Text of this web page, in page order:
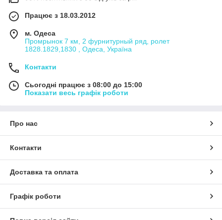
Працює з 18.03.2012
м. Одеса
Промрынок 7 км, 2 фурнитурный ряд, ролет
1828.1829,1830 , Одеса, Україна
Контакти
Сьогодні працює з 08:00 до 15:00
Показати весь графік роботи
Про нас
Контакти
Доставка та оплата
Графік роботи